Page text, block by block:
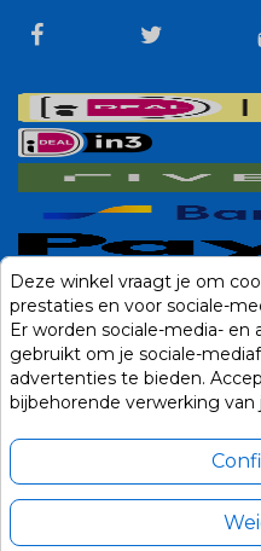
Deze winkel vraagt je om
prestaties en voor sociale-
Er worden sociale-media-
gebruikt om je sociale-
advertenties te bieden.
bijbehorende verwerking